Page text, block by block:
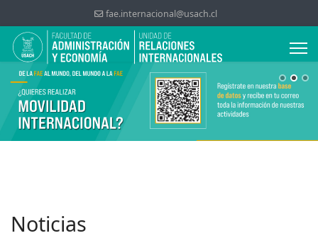
fae.internacional@usach.cl
Noticias